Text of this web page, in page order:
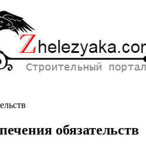
обязательств